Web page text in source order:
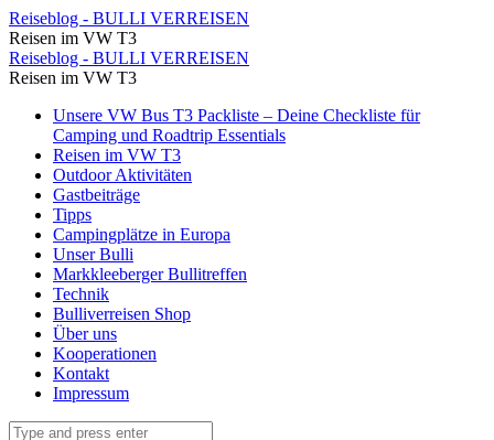
Durch
die
Kirschplantagen
geht
zurück
ins
Tal
Reiseblog
BULLI
VERREISEN
Reiseblog - BULLI VERREISEN
Reisen im VW T3
Durch
die
Kirschplantagen
geht
zurück
ins
Tal
Reiseblog
BULLI
VERREISEN
Reiseblog - BULLI VERREISEN
Reisen im VW T3
Skip
content
Unsere VW Bus T3 Packliste – Deine Checkliste für
Camping und Roadtrip Essentials
Reisen im VW T3
Outdoor Aktivitäten
Gastbeiträge
Tipps
Campingplätze in Europa
Unser Bulli
Markkleeberger Bullitreffen
Technik
Bulliverreisen Shop
Über uns
Kooperationen
Kontakt
Impressum
Search